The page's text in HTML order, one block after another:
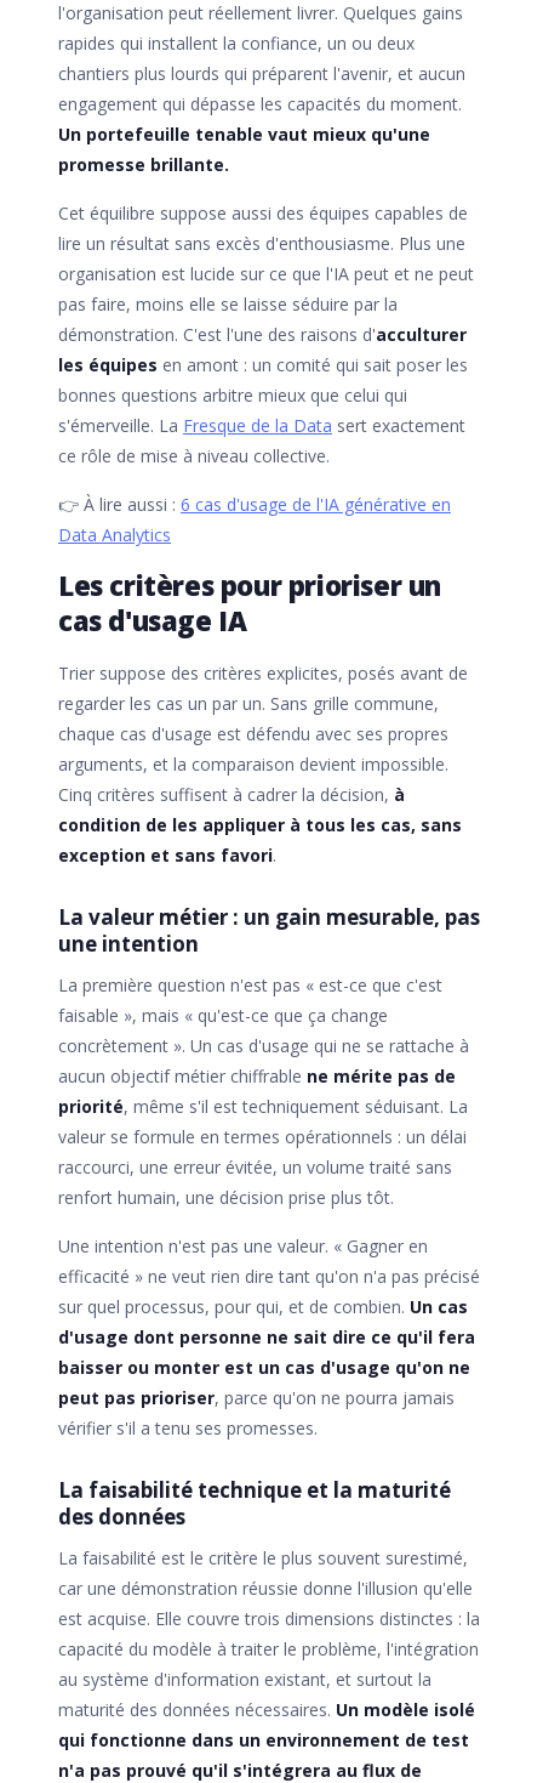
l'organisation peut réellement livrer. Quelques gains
rapides qui installent la confiance, un ou deux
chantiers plus lourds qui préparent l'avenir, et aucun
engagement qui dépasse les capacités du moment.
Un portefeuille tenable vaut mieux qu'une
promesse brillante.
Cet équilibre suppose aussi des équipes capables de
lire un résultat sans excès d'enthousiasme. Plus une
organisation est lucide sur ce que l'IA peut et ne peut
pas faire, moins elle se laisse séduire par la
démonstration. C'est l'une des raisons d'acculturer
les équipes en amont : un comité qui sait poser les
bonnes questions arbitre mieux que celui qui
s'émerveille. La Fresque de la Data sert exactement
ce rôle de mise à niveau collective.
👉 À lire aussi : 6 cas d'usage de l'IA générative en
Data Analytics
Les critères pour prioriser un
cas d'usage IA
Trier suppose des critères explicites, posés avant de
regarder les cas un par un. Sans grille commune,
chaque cas d'usage est défendu avec ses propres
arguments, et la comparaison devient impossible.
Cinq critères suffisent à cadrer la décision, à
condition de les appliquer à tous les cas, sans
exception et sans favori.
La valeur métier : un gain mesurable, pas
une intention
La première question n'est pas « est-ce que c'est
faisable », mais « qu'est-ce que ça change
concrètement ». Un cas d'usage qui ne se rattache à
aucun objectif métier chiffrable ne mérite pas de
priorité, même s'il est techniquement séduisant. La
valeur se formule en termes opérationnels : un délai
raccourci, une erreur évitée, un volume traité sans
renfort humain, une décision prise plus tôt.
Une intention n'est pas une valeur. « Gagner en
efficacité » ne veut rien dire tant qu'on n'a pas précisé
sur quel processus, pour qui, et de combien. Un cas
d'usage dont personne ne sait dire ce qu'il fera
baisser ou monter est un cas d'usage qu'on ne
peut pas prioriser, parce qu'on ne pourra jamais
vérifier s'il a tenu ses promesses.
La faisabilité technique et la maturité
des données
La faisabilité est le critère le plus souvent surestimé,
car une démonstration réussie donne l'illusion qu'elle
est acquise. Elle couvre trois dimensions distinctes : la
capacité du modèle à traiter le problème, l'intégration
au système d'information existant, et surtout la
maturité des données nécessaires. Un modèle isolé
qui fonctionne dans un environnement de test
n'a pas prouvé qu'il s'intégrera au flux de